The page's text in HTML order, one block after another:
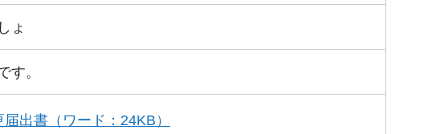
ょ
す。
出書（ワード：24KB）